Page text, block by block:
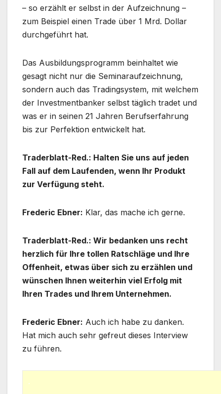
– so erzählt er selbst in der Aufzeichnung –
zum Beispiel einen Trade über 1 Mrd. Dollar
durchgeführt hat.
Das Ausbildungsprogramm beinhaltet wie
gesagt nicht nur die Seminaraufzeichnung,
sondern auch das Tradingsystem, mit welchem
der Investmentbanker selbst täglich tradet und
was er in seinen 21 Jahren Berufserfahrung
bis zur Perfektion entwickelt hat.
Traderblatt-Red.: Halten Sie uns auf jeden
Fall auf dem Laufenden, wenn Ihr Produkt
zur Verfügung steht.
Frederic Ebner: Klar, das mache ich gerne.
Traderblatt-Red.: Wir bedanken uns recht
herzlich für Ihre tollen Ratschläge und Ihre
Offenheit, etwas über sich zu erzählen und
wünschen Ihnen weiterhin viel Erfolg mit
Ihren Trades und Ihrem Unternehmen.
Frederic Ebner: Auch ich habe zu danken.
Hat mich auch sehr gefreut dieses Interview
zu führen.
.